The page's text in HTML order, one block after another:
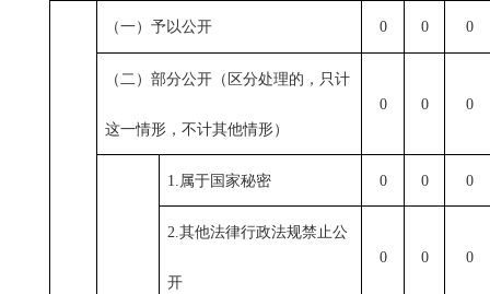
（一）予以公开 0 0 0
（二）部分公开（区分处理的，只计
这一情形，不计其他情形）
0 0 0
1. 属于国家秘密 0 0 0
2.其他法律行政法规禁止公
开
0 0 0